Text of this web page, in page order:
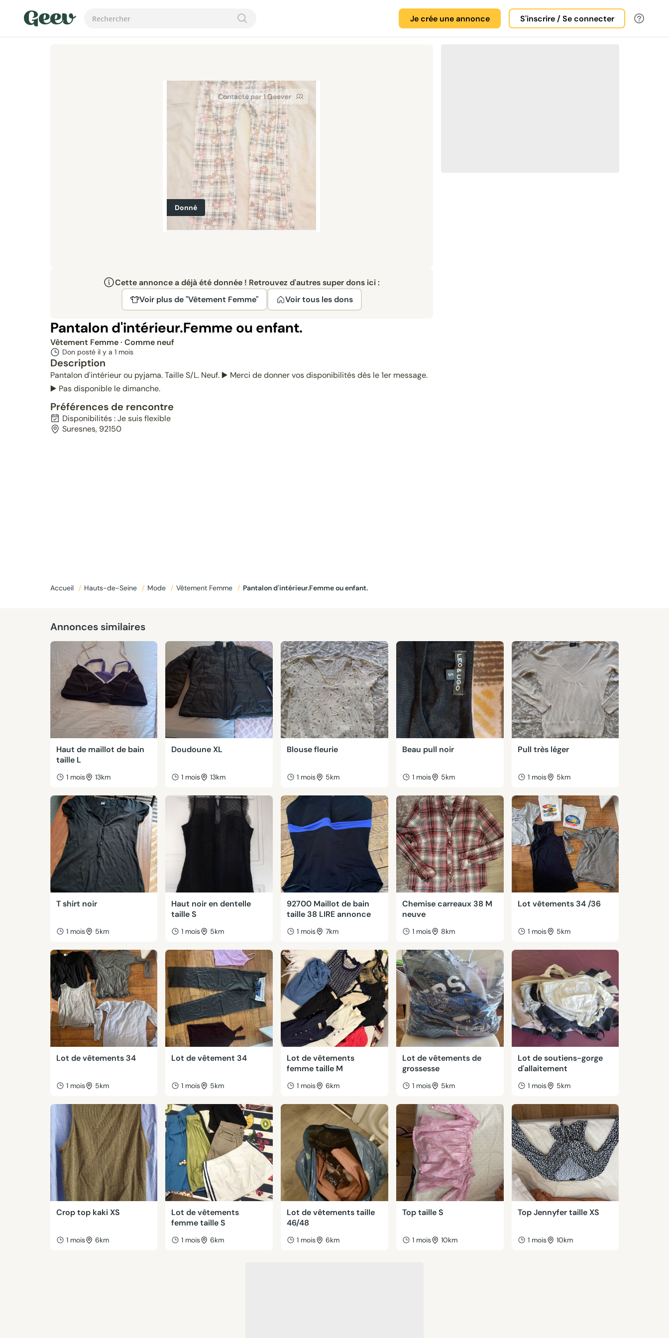
Je crée une annonce S'inscrire / Se connecter
Contacté par 1 Geever
Donné
Cette annonce a déjà été donnée ! Retrouvez d'autres super dons ici :
Voir plus de "Vêtement Femme"
Voir tous les dons
Pantalon d'intérieur.Femme ou enfant.
Vêtement Femme· Comme neuf
Don posté il y a 1 mois
Description
Pantalon d'intérieur ou pyjama. Taille S/L. Neuf. ▶️ Merci de donner vos disponibilités dès le 1er message.
▶️ Pas disponible le dimanche.
Préférences de rencontre
Disponibilités : Je suis flexible
Suresnes, 92150
Accueil / Hauts-de-Seine / Mode / Vêtement Femme / Pantalon d'intérieur.Femme ou enfant.
Annonces similaires
Haut de maillot de bain
taille L
1 mois 13km
Doudoune XL
1 mois 13km
Blouse fleurie
1 mois 5km
Beau pull noir
1 mois 5km
Pull très léger
1 mois 5km
T shirt noir
1 mois 5km
Haut noir en dentelle
taille S
1 mois 5km
92700 Maillot de bain
taille 38 LIRE annonce
1 mois 7km
Chemise carreaux 38 M
neuve
1 mois 8km
Lot vêtements 34 /36
1 mois 5km
Lot de vêtements 34
1 mois 5km
Lot de vêtement 34
1 mois 5km
Lot de vêtements
femme taille M
1 mois 6km
Lot de vêtements de
grossesse
1 mois 5km
Lot de soutiens-gorge
d'allaitement
1 mois 5km
Crop top kaki XS
1 mois 6km
Lot de vêtements
femme taille S
1 mois 6km
Lot de vêtements taille
46/48
1 mois 6km
Top taille S
1 mois 10km
Top Jennyfer taille XS
1 mois 10km